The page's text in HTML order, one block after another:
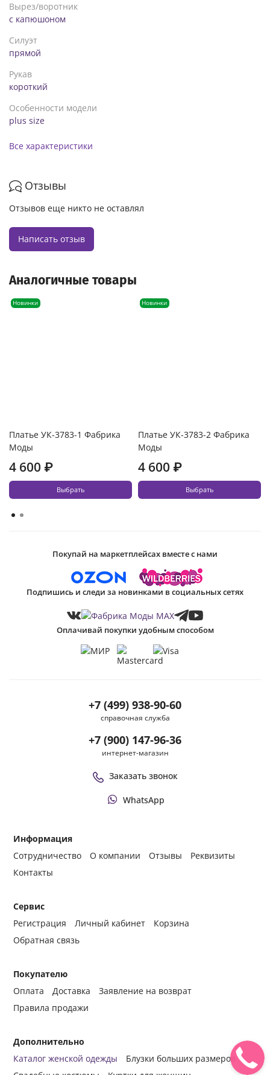
Вырез/воротник
с капюшоном
Силуэт
прямой
Рукав
короткий
Особенности модели
plus size
Все характеристики
Отзывы
Отзывов еще никто не оставлял
Написать отзыв
Аналогичные товары
Новинки
Платье УК-3783-1 Фабрика
Моды
4 600 ₽
Выбрать
Новинки
Платье УК-3783-2 Фабрика
Моды
4 600 ₽
Выбрать
Информация
Сотрудничество
О компании Отзывы
Реквизиты
Контакты
Сервис
Регистрация
Личный кабинет
Корзина
Обратная связь
Покупателю
Оплата
Доставка
Заявление на возврат
Правила продажи
Дополнительно
Каталог женской одежды
Блузки больших размеров
+7 (499) 938-90-60
справочная служба
+7 (900) 147-96-36
интернет-магазин
Заказать звонок
WhatsApp
Покупай на маркетплейсах вместе с нами
Подпишись и следи за новинками в социальных сетях
Оплачивай покупки удобным способом